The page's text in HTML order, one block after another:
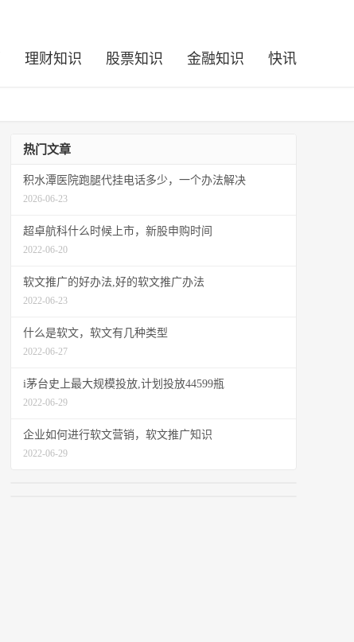
理财知识 股票知识 金融知识 快讯
热门文章
积水潭医院跑腿代挂电话多少，一个办法解决
2026-06-23
超卓航科什么时候上市，新股申购时间
2022-06-20
软文推广的好办法,好的软文推广办法
2022-06-23
什么是软文，软文有几种类型
2022-06-27
i茅台史上最大规模投放,计划投放44599瓶
2022-06-29
企业如何进行软文营销，软文推广知识
2022-06-29